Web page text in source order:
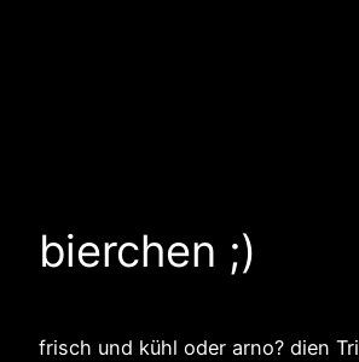
bierchen ;)
frisch und kühl oder arno? dien